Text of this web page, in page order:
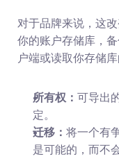
对于品牌来说，这
你的账户存储库，
户端或读取你存储
所有权： 可导出
定。
迁移： 将一个有
是可能的，而不